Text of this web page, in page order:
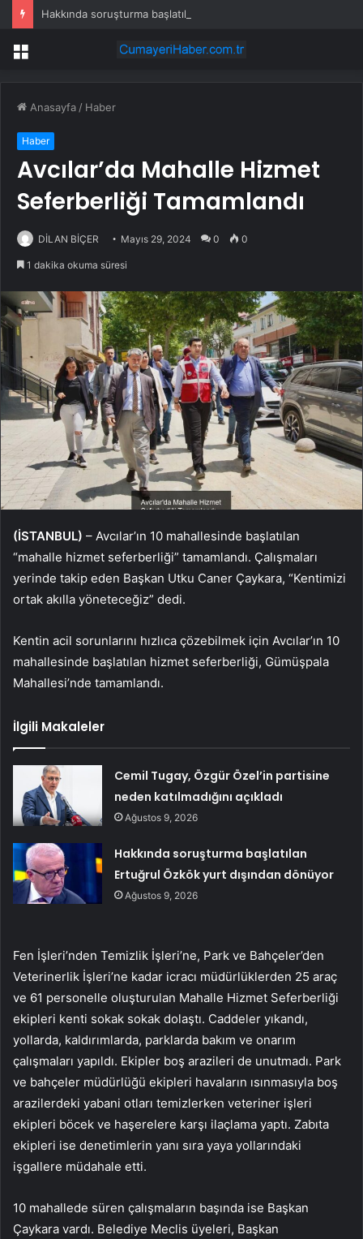
Menü
Anasayfa / Haber
Haber
Avcılar’da Mahalle Hizmet
Seferberliği Tamamlandı
DİLAN BİÇER Mayıs 29, 2024 0 0
1 dakika okuma süresi
(İSTANBUL) – Avcılar’ın 10 mahallesinde başlatılan
“mahalle hizmet seferberliği” tamamlandı. Çalışmaları
yerinde takip eden Başkan Utku Caner Çaykara, “Kentimizi
ortak akılla yöneteceğiz” dedi.
Kentin acil sorunlarını hızlıca çözebilmek için Avcılar’ın 10
mahallesinde başlatılan hizmet seferberliği, Gümüşpala
Mahallesi’nde tamamlandı.
İlgili Makaleler
Cemil Tugay, Özgür Özel’in partisine
neden katılmadığını açıkladı
Ağustos 9, 2026
Hakkında soruşturma başlatılan
Ertuğrul Özkök yurt dışından dönüyor
Ağustos 9, 2026
Fen İşleri’nden Temizlik İşleri’ne, Park ve Bahçeler’den
Veterinerlik İşleri’ne kadar icracı müdürlüklerden 25 araç
ve 61 personelle oluşturulan Mahalle Hizmet Seferberliği
ekipleri kenti sokak sokak dolaştı. Caddeler yıkandı,
yollarda, kaldırımlarda, parklarda bakım ve onarım
çalışmaları yapıldı. Ekipler boş arazileri de unutmadı. Park
ve bahçeler müdürlüğü ekipleri havaların ısınmasıyla boş
arazilerdeki yabani otları temizlerken veteriner işleri
ekipleri böcek ve haşerelere karşı ilaçlama yaptı. Zabıta
ekipleri ise denetimlerin yanı sıra yaya yollarındaki
işgallere müdahale etti.
10 mahallede süren çalışmaların başında ise Başkan
Çaykara vardı. Belediye Meclis üyeleri, Başkan